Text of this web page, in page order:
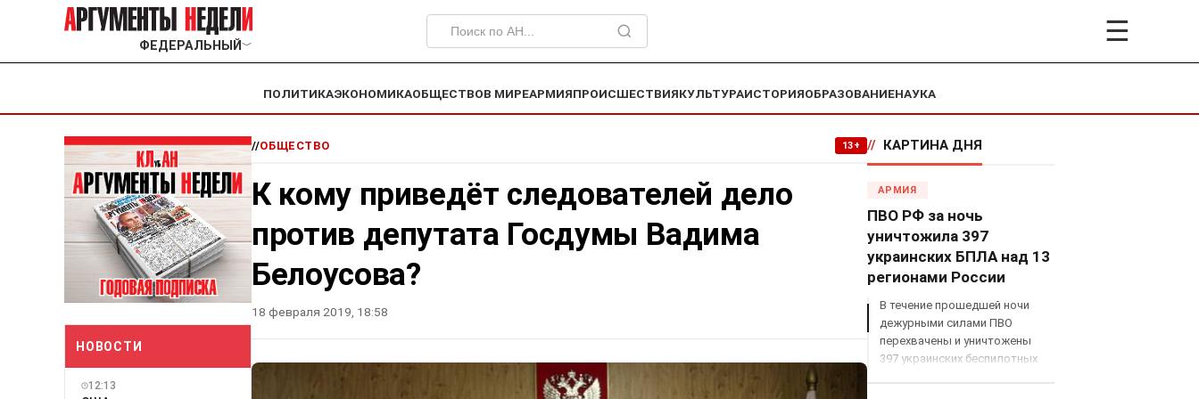
ФЕДЕРАЛЬНЫЙ ﹀ ☰
ПОЛИТИКАЭКОНОМИКАОБЩЕСТВОВ МИРЕАРМИЯПРОИСШЕСТВИЯКУЛЬТУРАИСТОРИЯОБРАЗОВАНИЕНАУКА
НОВОСТИ
12:13
//ОБЩЕСТВО 13+
К кому приведёт следователей дело
против депутата Госдумы Вадима
Белоусова?
18 февраля 2019, 18:58
// КАРТИНА ДНЯ
АРМИЯ
ПВО РФ за ночь
уничтожила 397
украинских БПЛА над 13
регионами России
В течение прошедшей ночи
дежурными силами ПВО
перехвачены и уничтожены
397 украинских беспилотных